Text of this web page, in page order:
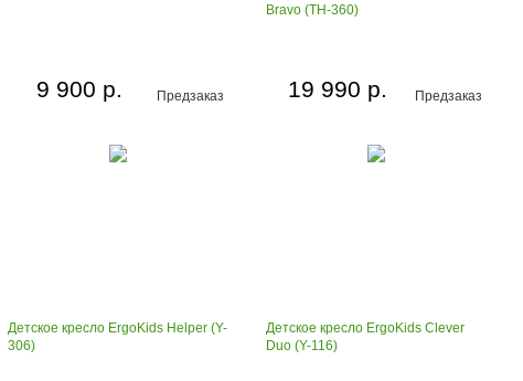
Предзаказ
9 900 р.
Bravo (TH-360)
Предзаказ
19 990 р.
Детское кресло ErgoKids Helper (Y-
306)
Детское кресло ErgoKids Clever
Duo (Y-116)